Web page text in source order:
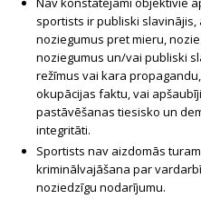
sportists ir publiski
noziegumus pret mieru,
noziegumus un/vai publiski
režīmus vai kara
okupācijas faktu, vai
pastāvēšanas tiesisko un
integritāti.
Sportists nav aizdomās
kriminālvajāšana par
noziedzīgu nodarījumu.